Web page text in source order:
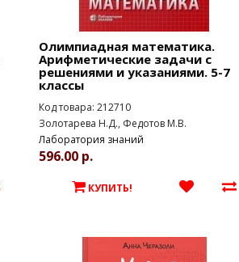
Олимпиадная математика.
Арифметические задачи с
решениями и указаниями. 5-7
классы
Код товара: 212710
Золотарева Н.Д., Федотов М.В.
Лаборатория знаний
596.00 р.
КУПИТЬ!